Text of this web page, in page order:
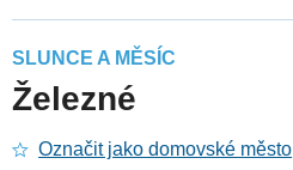
SLUNCE A MĚSÍC
Železné
Označit jako domovské město